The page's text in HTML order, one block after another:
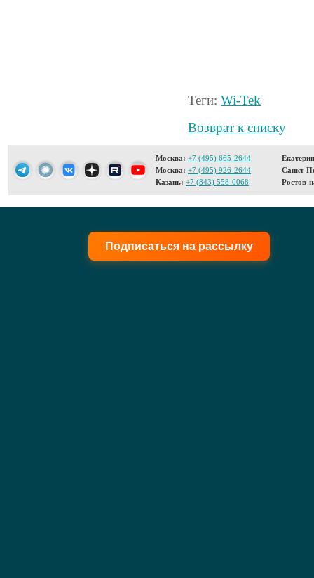
Теги: Wi-Tek
Возврат к списку
Москва: +7 (495) 665-2644
Москва: +7 (495) 926-2644
Казань: +7 (843) 558-0068
Санкт-
Ростов-
Подписаться на рассылку